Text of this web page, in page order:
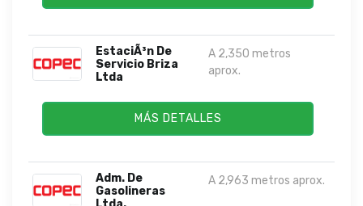
EstaciÃ³n De
Servicio Briza
Ltda
A 2,350 metros
aprox.
MÁS DETALLES
Adm. De
Gasolineras
A 2,963 metros aprox.